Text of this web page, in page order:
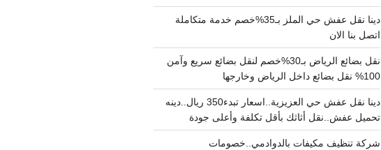
دينا نقل عفش حي الملز بـ35%خصم خدمة متكاملة
اتصل بنا الان
نقل بضائع الرياض بـ30%خصم لنقل بضائع سريع وآمن
100% نقل بضائع داخل الرياض وخارجها
دينا نقل عفش حي العزيزية..اسعار تبدء350 ريال..دينه
تحميل عفش..نقل أثاثك بأقل تكلفة وأعلى جودة
شركة تنظيف مكيفات بالدوادمي..خصومات